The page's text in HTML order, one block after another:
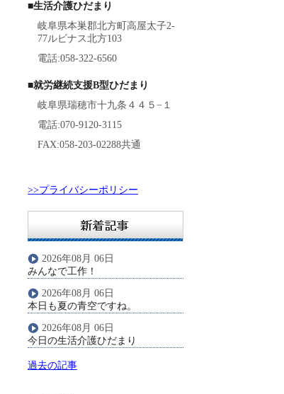
■生活介護ひだまり
岐阜県本巣郡北方町高屋太子2-
77ルビナス北方103
電話:058-322-6560
■就労継続支援B型ひだまり
岐阜県瑞穂市十九条４４５−１
電話:070-9120-3115
FAX:058-203-02288共通
>>プライバシーポリシー
2026年08月 06日
みんなで工作！
2026年08月 06日
本日も夏の青空ですね。
2026年08月 06日
今日の生活介護ひだまり
過去の記事